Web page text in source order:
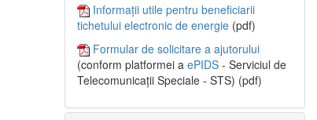
Informații utile pentru beneficiarii
tichetului electronic de energie (pdf)
Formular de solicitare a ajutorului
(conform platformei a ePIDS - Serviciul de
Telecomunicații Speciale - STS) (pdf)